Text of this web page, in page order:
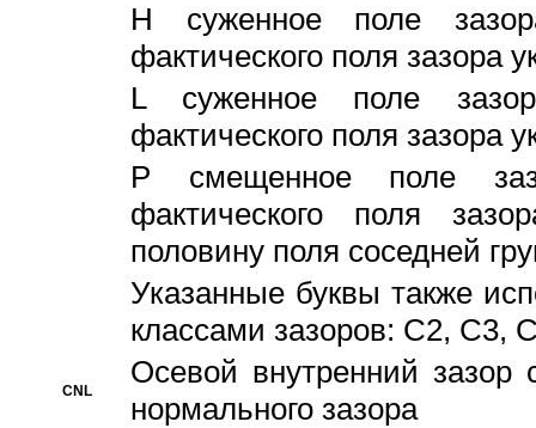
H суженное поле
фактического поля зазора
L суженное поле
фактического поля зазора
P смещенное поле
фактического поля
половину поля соседней
Указанные буквы также
классами зазоров: С2,
CNL
Осевой внутренний зазор
нормального зазора